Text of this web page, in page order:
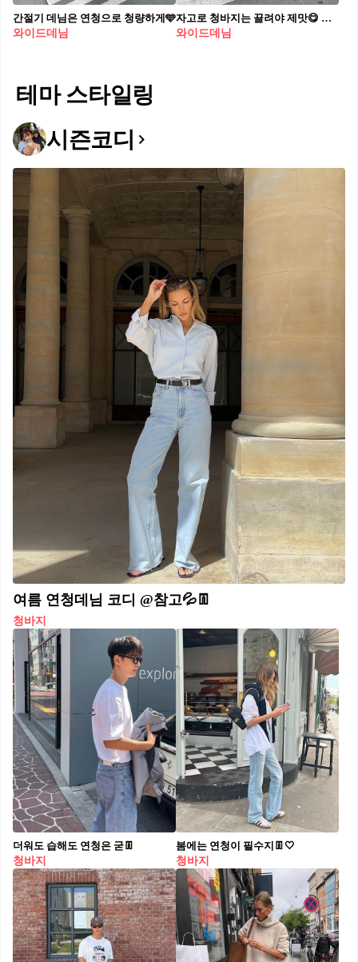
간절기 데님은 연청으로 청량하게🩵
와이드데님
자고로 청바지는 끌려야 제맛😋 스키니가 돌아온다는 말이 무색하게도 와이드 팬츠의 유행은 롱런 중입니다. 그중 바닥에 질질 끌리는 기장의 청바지가 많은 사랑을 받고 있죠. 다른 아이템을 어떻게 매치하느냐에 따라 쿨하고 힙한 무드와 캐주얼한 오피스룩까지, 자유롭게 오갈 수 있다는 점이 기장이 긴 와이드 데님의 가장 큰 매력 아닐까요?
와이드데님
테마 스타일링
시즌코디
여름 연청데님 코디 @참고💦👖
청바지
더워도 습해도 연청은 굳👖
청바지
봄에는 연청이 필수지👖🤍
청바지